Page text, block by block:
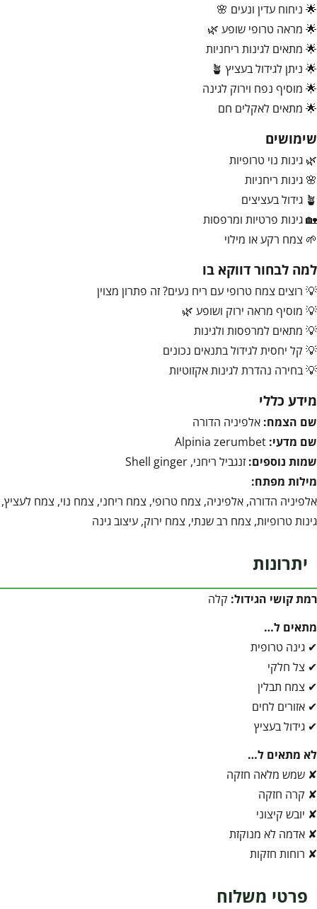
🌟 ניחוח עדין ונעים 🌸
🌟 מראה טרופי שופע 🌿
🌟 מתאים לגינות ריחניות
🌟 ניתן לגידול בעציץ 🪴
🌟 מוסיף נפח וירוק לגינה
🌟 מתאים לאקלים חם
שימושים
🌿 גינות נוי טרופיות
🌸 גינות ריחניות
🪴 גידול בעציצים
🏡 גינות פרטיות ומרפסות
🌱 צמח רקע או מילוי
למה לבחור דווקא בו
💡 רוצים צמח טרופי עם ריח נעים? זה פתרון מצוין
💡 מוסיף מראה ירוק ושופע 🌿
💡 מתאים למרפסות ולגינות
💡 קל יחסית לגידול בתנאים נכונים
💡 בחירה נהדרת לגינות אקזוטיות
מידע כללי
שם הצמח: אלפיניה הדורה
שם מדעי:
שמות נוספים: זנגביל ריחני, Shell ginger
מילות מפתח:
אלפיניה הדורה, אלפיניה, צמח טרופי, צמח ריחני, צמח נוי, צמח לעציץ,
גינות טרופיות, צמח רב שנתי, צמח ירוק, עיצוב גינה
יתרונות
רמת קושי הגידול: קלה
מתאים ל…
✔ גינה טרופית
✔ צל חלקי
✔ צמח תבלין
✔ אזורים לחים
✔ גידול בעציץ
לא מתאים ל…
✘ שמש מלאה חזקה
✘ קרה חזקה
✘ יובש קיצוני
✘ אדמה לא מנוקזת
✘ רוחות חזקות
פרטי משלוח